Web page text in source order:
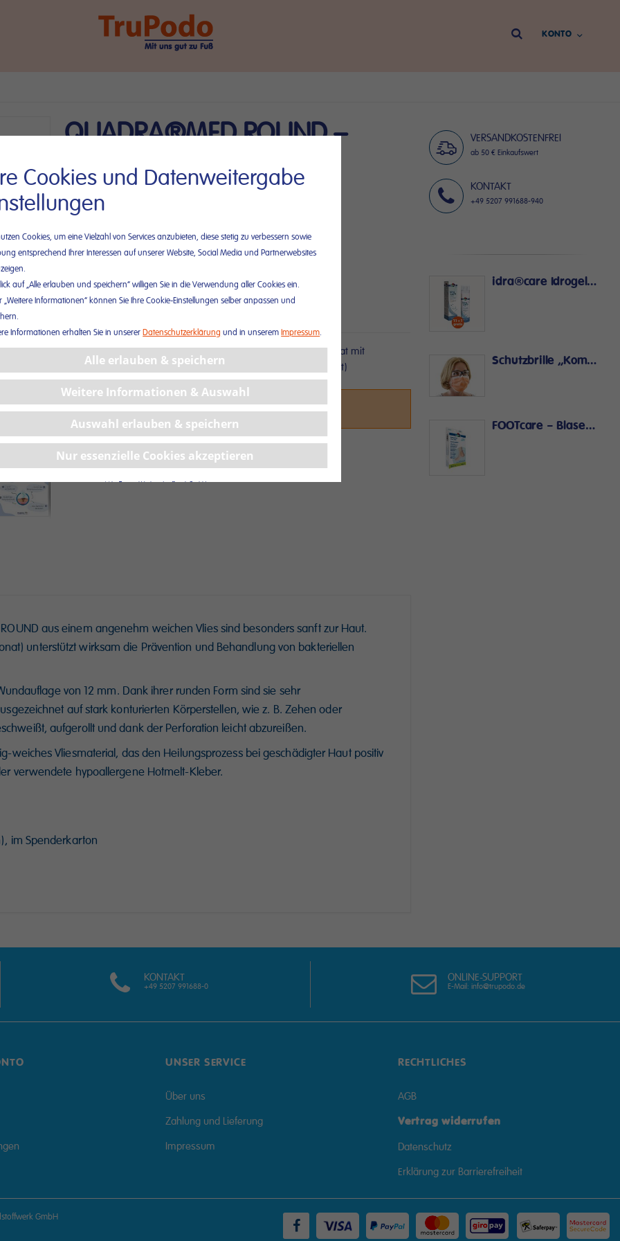
Direkt
KONTO
QUADRA®MED ROUND –
kleiner runder
Vlieswundverband
MASTER•AID®
02506608
Lieferzeit:2 – 3 Tage
Sensitives, luftdurchlässiges Wundpflaster im runden Kleinformat mit
antiseptischer Wundauflage • latexfrei • von der Rolle (perforiert)
Um Ihren Preis zu sehen, melden Sie sich bitteHIERan.
ROUND aus einem angenehm weichen Vlies sind besonders sanft zur Haut.
unterstützt wirksam die Prävention und Behandlung von bakteriellen
von 12 mm. Dank ihrer runden Form sind sie sehr
auf stark konturierten Körperstellen, wie z. B. Zehen oder
aufgerollt und dank der Perforation leicht abzureißen.
weiches Vliesmaterial, das den Heilungsprozess bei geschädigter Haut positiv
verwendete hypoallergene Hotmelt-Kleber.
im Spenderkarton
VERSANDKOSTENFREI
ab 50 € Einkaufswert
KONTAKT
+49 5207 991688-940
idra®care Idrogel – zur Heilung und Pflege
Schutzbrille „Komfort“ – mit weichem Nasensteg
FOOTcare – Blasenpflaster Ferse
KONTAKT
+49 5207 991688-0
ONLINE-SUPPORT
E-Mail: info@trupodo.de
UNSER SERVICE
Über uns
Zahlung und Lieferung
Impressum
RECHTLICHES
AGB
Vertrag widerrufen
Datenschutz
Erklärung zur Barrierefreiheit
GmbH
Cookies und Datenweitergabe
Cookies, um eine Vielzahl von Services anzubieten, diese stetig zu verbessern sowie
entsprechend Ihrer Interessen auf unserer Website, Social Media und Partnerwebsites
auf „Alle erlauben und speichern“ willigen Sie in die Verwendung aller Cookies ein.
„Weitere Informationen“ können Sie Ihre Cookie-Einstellungen selber anpassen und
Informationen erhalten Sie in unserer Datenschutzerklärung und in unserem Impressum
Alle erlauben & speichern
Weitere Informationen & Auswahl
Auswahl erlauben & speichern
Nur essenzielle Cookies akzeptieren
(c) by Trusetal Verbandstoffwerk GmbH